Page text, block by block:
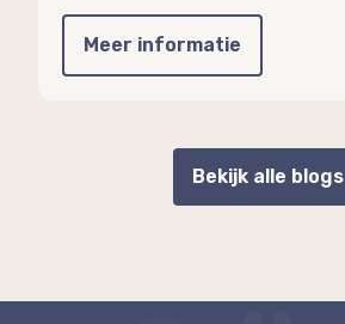
Bekijk alle blogs
Meer informatie